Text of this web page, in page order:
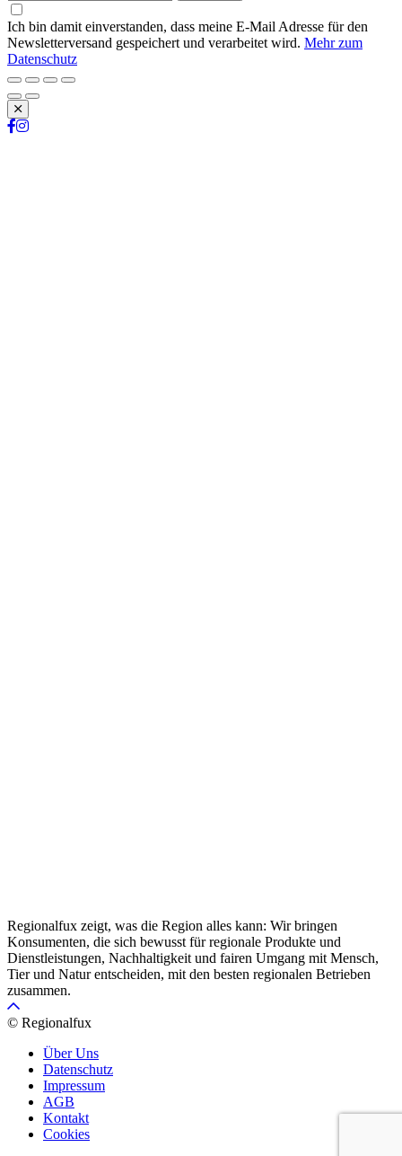
Ich bin damit einverstanden, dass meine E-Mail Adresse für den
Newsletterversand gespeichert und verarbeitet wird. Mehr zum
Datenschutz
Schließen
Regionalfux zeigt, was die Region alles kann: Wir bringen
Konsumenten, die sich bewusst für regionale Produkte und
Dienstleistungen, Nachhaltigkeit und fairen Umgang mit Mensch,
Tier und Natur entscheiden, mit den besten regionalen Betrieben
zusammen.
© Regionalfux
Über Uns
Datenschutz
Impressum
AGB
Kontakt
Cookies